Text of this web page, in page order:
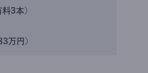
料3本)
万円)